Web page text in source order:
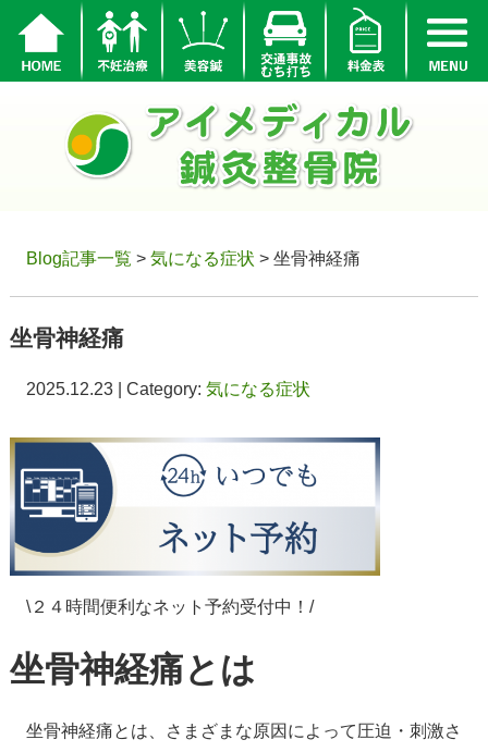
Blog記事一覧 > 気になる症状 > 坐骨神経痛
坐骨神経痛
2025.12.23 | Category: 気になる症状
\２４時間便利なネット予約受付中！/
坐骨神経痛とは
坐骨神経痛とは、さまざまな原因によって圧迫・刺激さ